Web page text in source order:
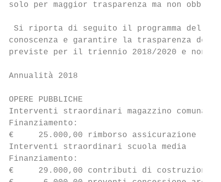
solo per maggior trasparenza ma non
Si riporta di seguito il programma delle
conoscenza e garantire la trasparenza
previste per il triennio 2018/2020 e non
Annualità 2018
OPERE PUBBLICHE
Interventi straordinari magazzino
Finanziamento:
€     25.000,00 rimborso assicurazione
Interventi straordinari scuola
Finanziamento:
€     29.000,00 contributi di costruzione